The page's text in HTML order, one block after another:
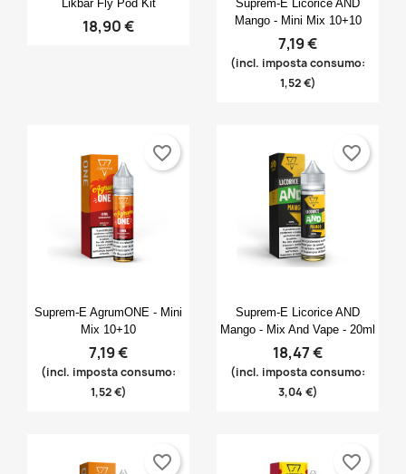
Annulla Crea lista dei desideri
((modalDeleteText))
Annulla Accedi
Likbar Fly Pod Kit
18,90 €
Suprem-E Licorice AND
Mango - Mini Mix 10+10
7,19 €
(incl. imposta consumo:
1,52 €)
Anteprima
Suprem-E AgrumONE - Mini
Mix 10+10
7,19 €
(incl. imposta consumo:
1,52 €)
favorite_border
Anteprima
Suprem-E Licorice AND
Mango - Mix And Vape - 20ml
18,47 €
(incl. imposta consumo:
3,04 €)
favorite_border
favorite_border favorite_border